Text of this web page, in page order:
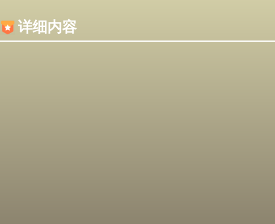
详细内容